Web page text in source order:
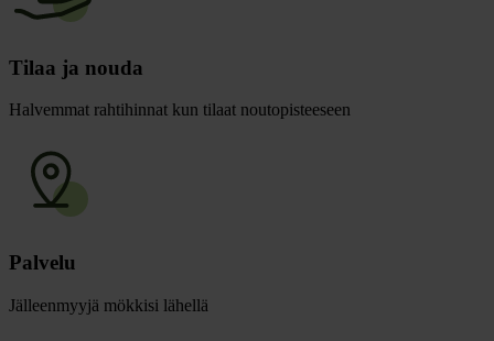
Tilaa ja nouda
Halvemmat rahtihinnat kun tilaat noutopisteeseen
Palvelu
Jälleenmyyjä mökkisi lähellä